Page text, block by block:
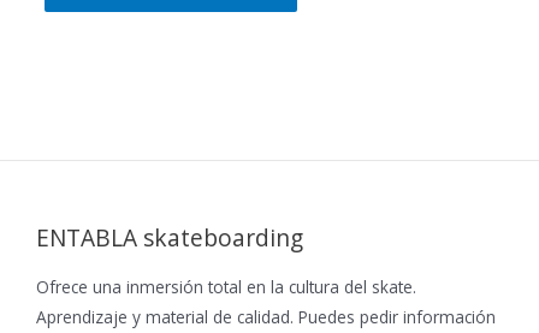
ENTABLA skateboarding
Ofrece una inmersión total en la cultura del skate.
Aprendizaje y material de calidad. Puedes pedir información